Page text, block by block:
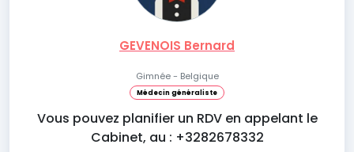
GEVENOIS Bernard
Gimnée - Belgique
Médecin généraliste
Vous pouvez planifier un RDV en appelant le
Cabinet, au : +3282678332